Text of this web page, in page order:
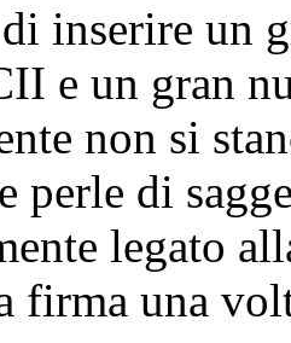
inserire un
e un gran
non si
perle di
legato
firma una